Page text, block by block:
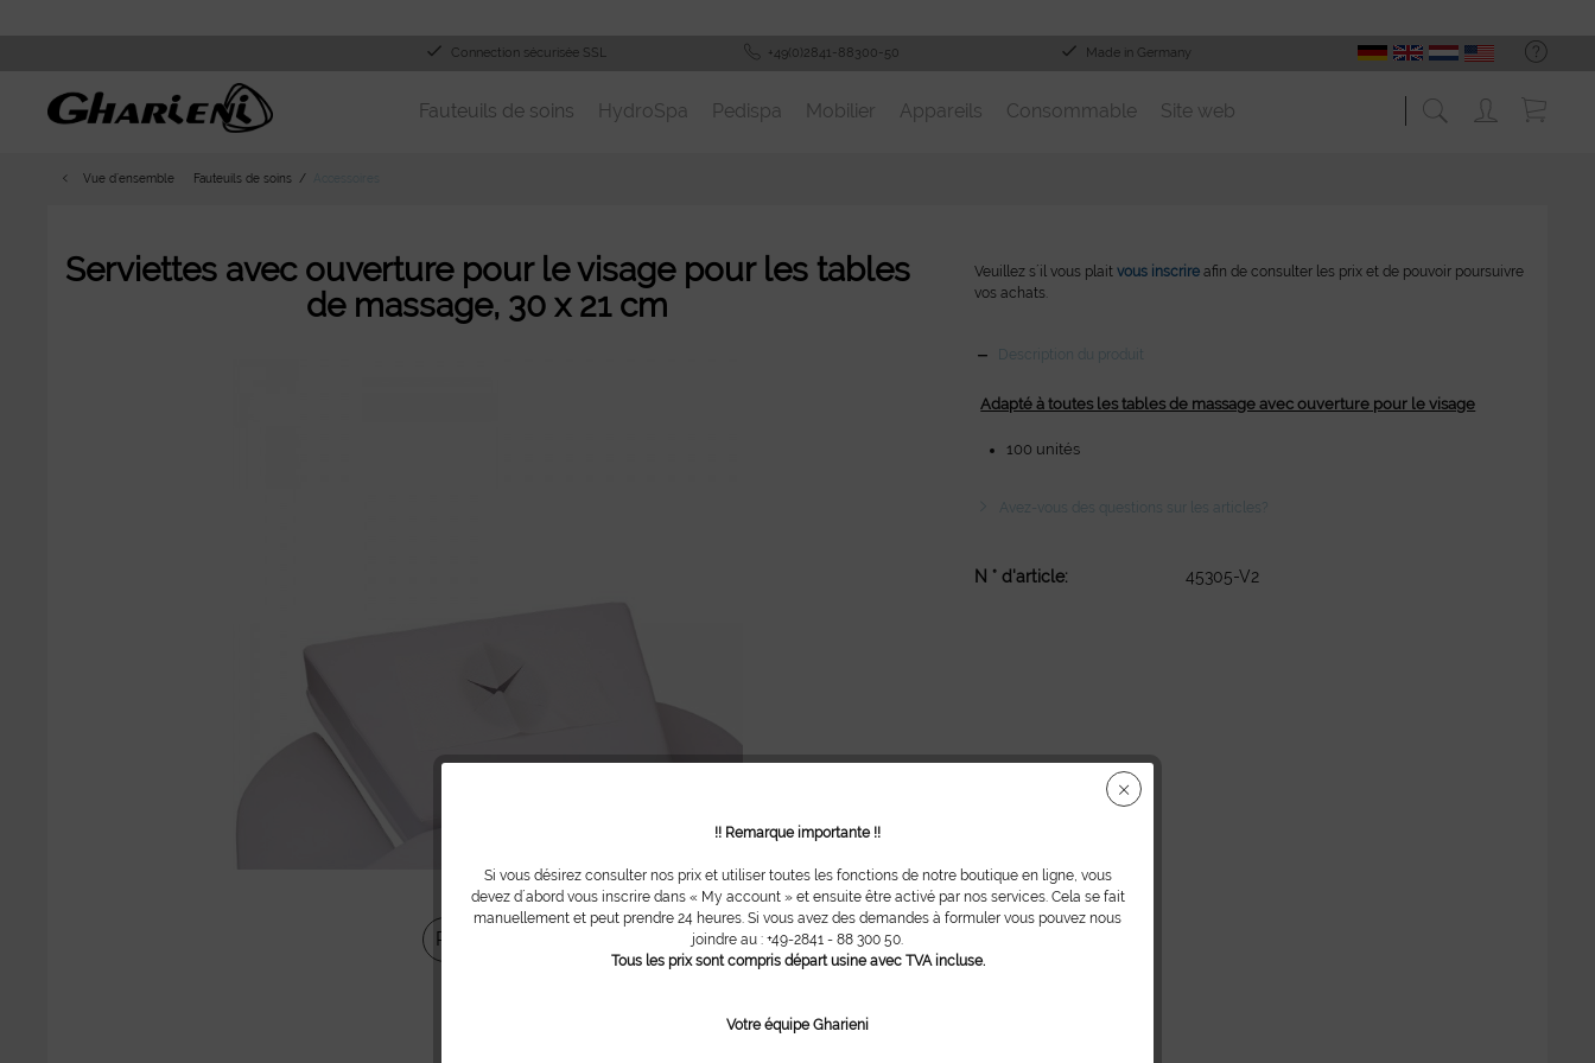
Connection sécurisée SSL +49(0)2841-88300-50 Made in Germany
Fauteuils de soins HydroSpa Pedispa Mobilier Appareils Consommable Site web
Vue d´ensemble Fauteuils de soins
Serviettes avec ouverture pour le visage pour les tables
de massage, 30 x 21 cm
Partager
Veuillez s´il vous plaitvous inscrire afin de consulter les prix et de pouvoir poursuivre
vos achats.
Description du produit
Adapté à toutes les tables de massage avec ouverture pour le visage
100 unités
Avez-vous des questions sur les articles?
N ° d'article: 45305-V2
!! Remarque importante !!
Si vous désirez consulter nos prix et utiliser toutes les fonctions de notre boutique en ligne, vous
devez d´abord vous inscrire dans « My account » et ensuite être activé par nos services. Cela se fait
manuellement et peut prendre 24 heures. Si vous avez des demandes à formuler vous pouvez nous
joindre au : +49-2841 - 88 300 50.
Tous les prix sont compris départ usine avec TVA incluse.
Votre équipe Gharieni